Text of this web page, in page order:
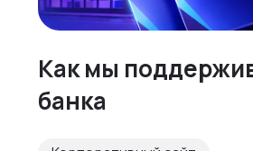
Как мы
банка